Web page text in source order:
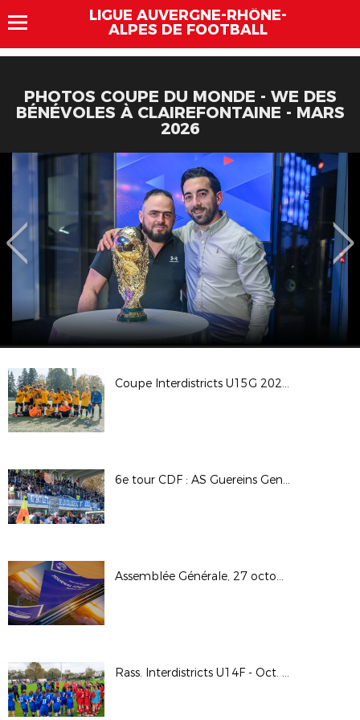
LIGUE AUVERGNE-RHÔNE-
ALPES DE FOOTBALL
PHOTOS COUPE DU MONDE - WE DES
BÉNÉVOLES À CLAIREFONTAINE - MARS
2026
Coupe Interdistricts U15G 2024 - Groupe A
6e tour CDF : AS Guereins Genouilleux M. / Olympique Lyon Sud
Assemblée Générale, 27 octobre 2024
Rass. Interdistricts U14F - Oct. 2024